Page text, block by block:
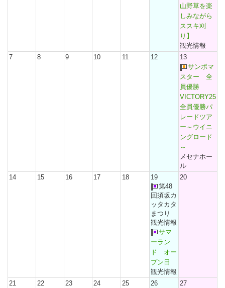
山野草を楽
しみながら
ススキ刈
り】
観光情報
7
8 9 10 11 12
13
サンボマ
スター 全
員優勝
VICTORY25
全員優勝パ
レードツア
ー～ウイニ
ングロード
～
メセナホー
ル
14
15 16 17 18
19
第48
回須坂カ
ッタカタ
まつり
観光情報
サマ
ーラン
ド オー
プン日
観光情報
20
21
22 23 24 25 26
27